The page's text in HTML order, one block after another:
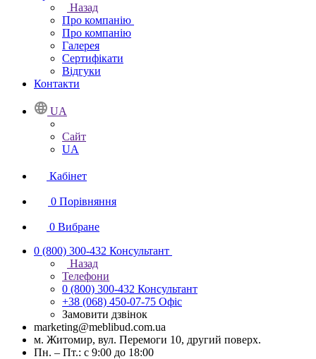
Назад
Про компанію
Про компанію
Галерея
Сертифікати
Відгуки
Контакти
UA
Сайт
UA
Кабінет
0 Порівняння
0 Вибране
0 (800) 300-432 Консультант
Назад
Телефони
0 (800) 300-432 Консультант
+38 (068) 450-07-75 Офіс
Замовити дзвінок
marketing@meblibud.com.ua
м. Житомир, вул. Перемоги 10, другий поверх.
Пн. – Пт.: с 9:00 до 18:00